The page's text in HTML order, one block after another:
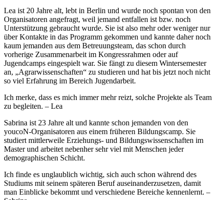
Lea ist 20 Jahre alt, lebt in Berlin und wurde noch spontan von den
Organisatoren angefragt, weil jemand entfallen ist bzw. noch
Unterstützung gebraucht wurde. Sie ist also mehr oder weniger nur
über Kontakte in das Programm gekommen und kannte daher noch
kaum jemanden aus dem Betreuungsteam, das schon durch
vorherige Zusammenarbeit im Kongressrahmen oder auf
Jugendcamps eingespielt war. Sie fängt zu diesem Wintersemester
an, „Agrarwissenschaften“ zu studieren und hat bis jetzt noch nicht
so viel Erfahrung im Bereich Jugendarbeit.
Ich merke, dass es mich immer mehr reizt, solche Projekte als Team
zu begleiten. – Lea
Sabrina ist 23 Jahre alt und kannte schon jemanden von den
youcoN-Organisatoren aus einem früheren Bildungscamp. Sie
studiert mittlerweile Erziehungs- und Bildungswissenschaften im
Master und arbeitet nebenher sehr viel mit Menschen jeder
demographischen Schicht.
Ich finde es unglaublich wichtig, sich auch schon während des
Studiums mit seinem späteren Beruf auseinanderzusetzen, damit
man Einblicke bekommt und verschiedene Bereiche kennenlernt. –